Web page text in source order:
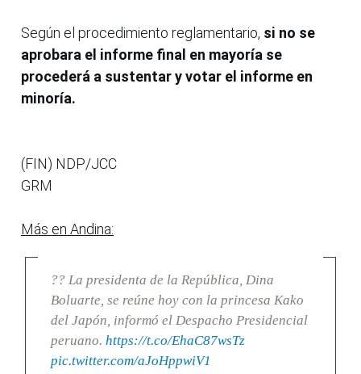
Según el procedimiento reglamentario, si no se
aprobara el informe final en mayoría se
procederá a sustentar y votar el informe en
minoría.
(FIN) NDP/JCC
GRM
Más en Andina:
?? La presidenta de la República, Dina
Boluarte, se reúne hoy con la princesa Kako
del Japón, informó el Despacho Presidencial
peruano. https://t.co/EhaC87wsTz
pic.twitter.com/aJoHppwiV1